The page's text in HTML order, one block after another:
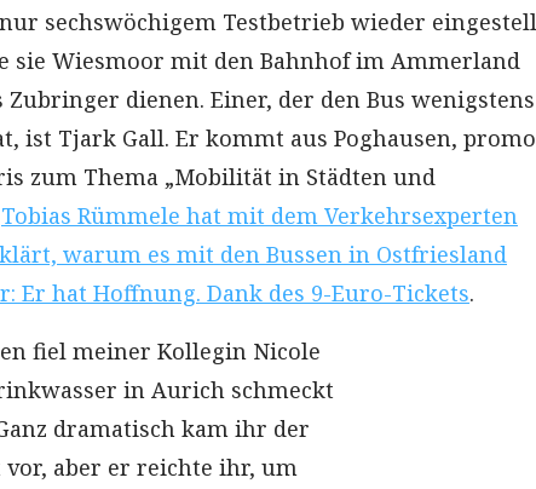
sechswöchigem Testbetrieb wieder
sie Wiesmoor mit den Bahnhof im Ammerland
dienen. Einer, der den Bus wenigstens
ist Tjark Gall. Er kommt aus Poghausen,
zum Thema „Mobilität in Städten und
Tobias Rümmele hat mit dem Verkehrsexperten
warum es mit den Bussen in Ostfriesland
Er hat Hoffnung. Dank des 9-Euro-Tickets.
fiel meiner Kollegin Nicole
in Aurich schmeckt
dramatisch kam ihr der
aber er reichte ihr, um